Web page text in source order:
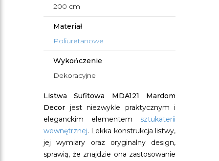
200 cm
Materiał
Poliuretanowe
Wykończenie
Dekoracyjne
Listwa Sufitowa MDA121 Mardom
Decor jest niezwykle praktycznym i
eleganckim elementem sztukaterii
wewnętrznej. Lekka konstrukcja listwy,
jej wymiary oraz oryginalny design,
sprawią, że znajdzie ona zastosowanie